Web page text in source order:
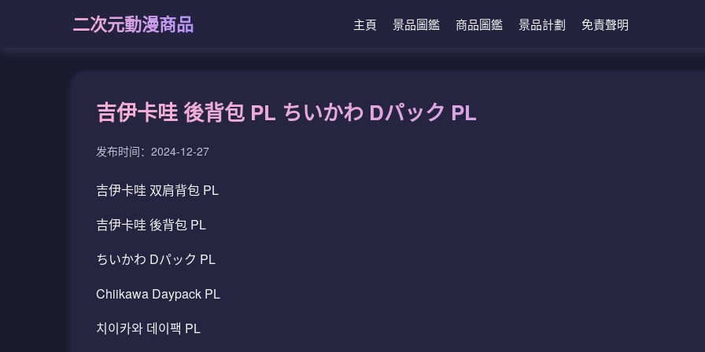
二次元動漫商品 主頁 景品圖鑑 商品圖鑑 景品計劃 免責聲明
吉伊卡哇 後背包 PL ちいかわ Dパック PL
发布时间：2024-12-27
吉伊卡哇 双肩背包 PL
吉伊卡哇 後背包 PL
ちいかわ Dパック PL
Chiikawa Daypack PL
치이카와 데이팩 PL